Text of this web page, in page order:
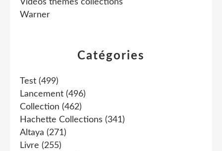
Catégories
Test (499)
Lancement (496)
Collection (462)
Hachette Collections (341)
Altaya (271)
Livre (255)
Vidéos thèmes collections
Warner